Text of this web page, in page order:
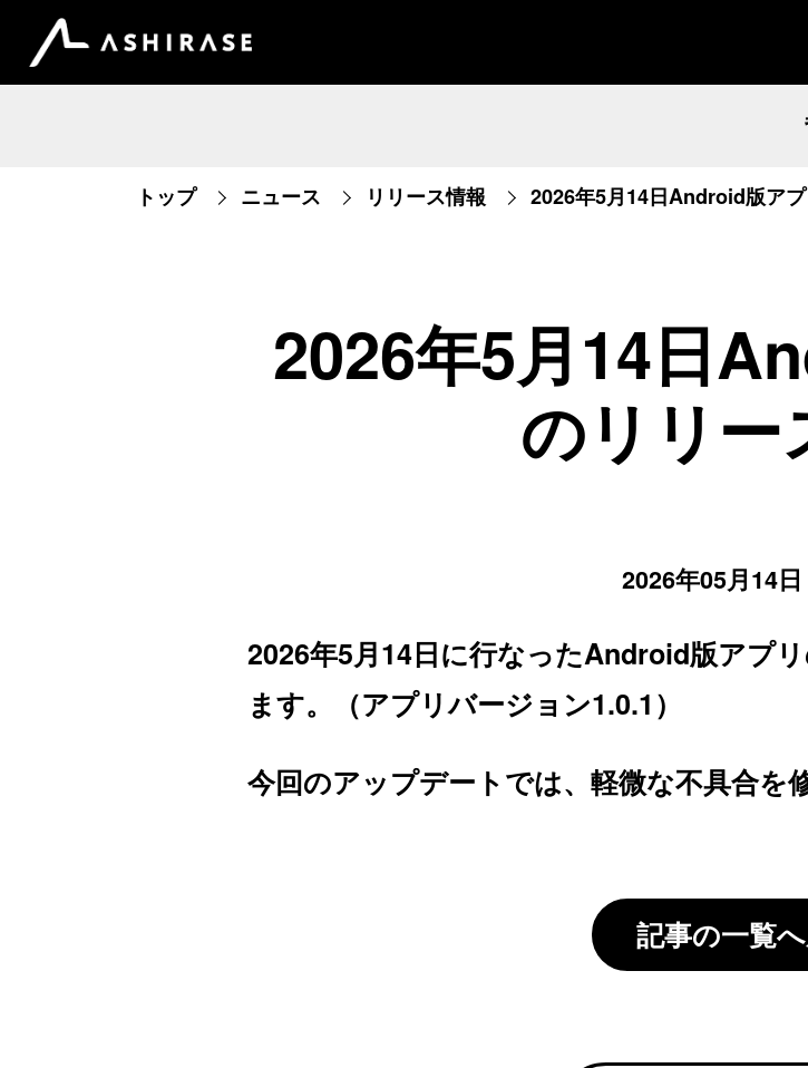
トップ ニュース リリース情報 2026年5月14日Android版ア
2026年5月14日
のリリー
2026年05月14
2026年5月14日に行なったAndroid版アプ
ます。（アプリバージョン1.0.1）
今回のアップデートでは、軽微な不具合を
記事の一覧